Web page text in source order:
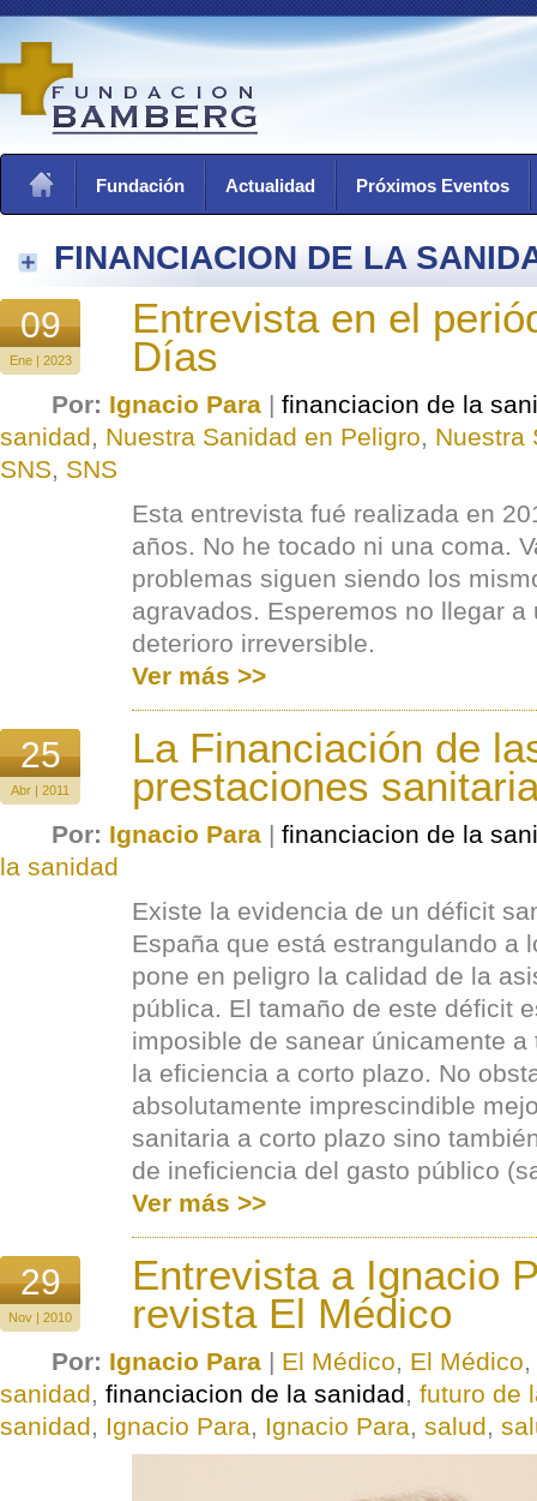
Fundación Actualidad Próximos Eventos
FINANCIACION DE LA
09
Ene | 2023
Entrevista en el
Días
Por: Ignacio Para | financiacion de la
sanidad, Nuestra Sanidad en Peligro, Nuestra
SNS, SNS
Esta entrevista fué realizada en
años. No he tocado ni una coma.
problemas siguen siendo los
agravados. Esperemos no llegar a
deterioro irreversible.
Ver más >>
25
Abr | 2011
La Financiación de
prestaciones
Por: Ignacio Para | financiacion de la
la sanidad
Existe la evidencia de un déficit
España que está estrangulando a
pone en peligro la calidad de la
pública. El tamaño de este déficit
imposible de sanear únicamente
la eficiencia a corto plazo. No
absolutamente imprescindible
sanitaria a corto plazo sino
de ineficiencia del gasto público
Ver más >>
29
Nov | 2010
Entrevista a Ignacio
revista El Médico
Por: Ignacio Para | El Médico, El Médico,
sanidad, financiacion de la sanidad, futuro de
sanidad, Ignacio Para, Ignacio Para, salud,